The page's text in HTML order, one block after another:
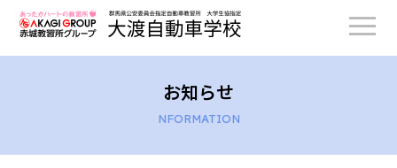
お知らせ
NFORMATION